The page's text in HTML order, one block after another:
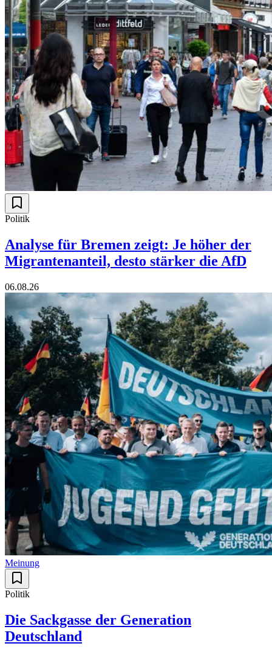
Politik
Analyse für Bremen zeigt: Je höher der
Migrantenanteil, desto stärker die AfD
06.08.26
Meinung
Politik
Die Sackgasse der Generation
Deutschland